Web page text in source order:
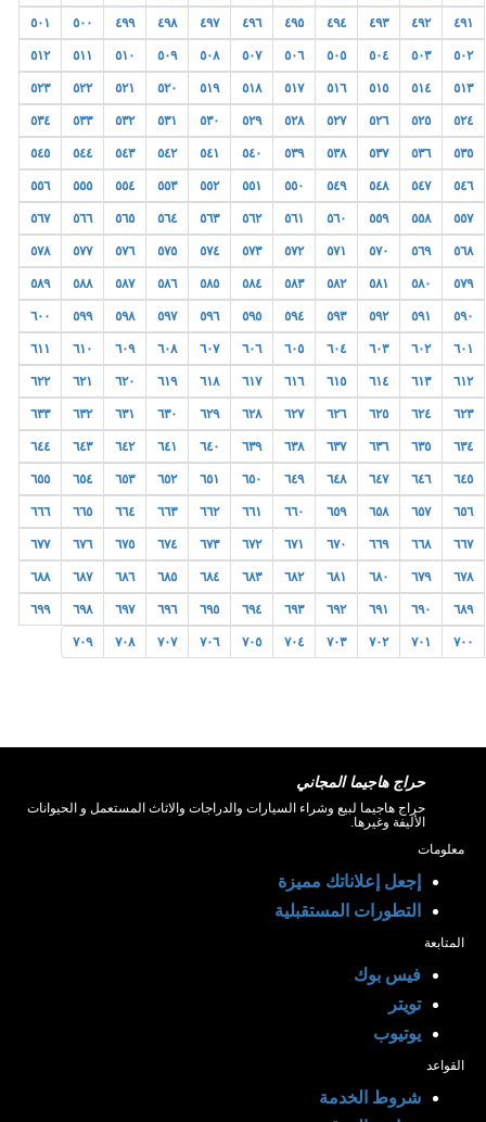
٤٩١ ٤٩٢ ٤٩٣ ٤٩٤ ٤٩٥ ٤٩٦ ٤٩٧ ٤٩٨ ٤٩٩ ٥٠٠ ٥٠١
٥٠٢ ٥٠٣ ٥٠٤ ٥٠٥ ٥٠٦ ٥٠٧ ٥٠٨ ٥٠٩ ٥١٠ ٥١١ ٥١٢
٥١٣ ٥١٤ ٥١٥ ٥١٦ ٥١٧ ٥١٨ ٥١٩ ٥٢٠ ٥٢١ ٥٢٢ ٥٢٣
٥٢٤ ٥٢٥ ٥٢٦ ٥٢٧ ٥٢٨ ٥٢٩ ٥٣٠ ٥٣١ ٥٣٢ ٥٣٣ ٥٣٤
٥٣٥ ٥٣٦ ٥٣٧ ٥٣٨ ٥٣٩ ٥٤٠ ٥٤١ ٥٤٢ ٥٤٣ ٥٤٤ ٥٤٥
٥٤٦ ٥٤٧ ٥٤٨ ٥٤٩ ٥٥٠ ٥٥١ ٥٥٢ ٥٥٣ ٥٥٤ ٥٥٥ ٥٥٦
٥٥٧ ٥٥٨ ٥٥٩ ٥٦٠ ٥٦١ ٥٦٢ ٥٦٣ ٥٦٤ ٥٦٥ ٥٦٦ ٥٦٧
٥٦٨ ٥٦٩ ٥٧٠ ٥٧١ ٥٧٢ ٥٧٣ ٥٧٤ ٥٧٥ ٥٧٦ ٥٧٧ ٥٧٨
٥٧٩ ٥٨٠ ٥٨١ ٥٨٢ ٥٨٣ ٥٨٤ ٥٨٥ ٥٨٦ ٥٨٧ ٥٨٨ ٥٨٩
٥٩٠ ٥٩١ ٥٩٢ ٥٩٣ ٥٩٤ ٥٩٥ ٥٩٦ ٥٩٧ ٥٩٨ ٥٩٩ ٦٠٠
٦٠١ ٦٠٢ ٦٠٣ ٦٠٤ ٦٠٥ ٦٠٦ ٦٠٧ ٦٠٨ ٦٠٩ ٦١٠ ٦١١
٦١٢ ٦١٣ ٦١٤ ٦١٥ ٦١٦ ٦١٧ ٦١٨ ٦١٩ ٦٢٠ ٦٢١ ٦٢٢
٦٢٣ ٦٢٤ ٦٢٥ ٦٢٦ ٦٢٧ ٦٢٨ ٦٢٩ ٦٣٠ ٦٣١ ٦٣٢ ٦٣٣
٦٣٤ ٦٣٥ ٦٣٦ ٦٣٧ ٦٣٨ ٦٣٩ ٦٤٠ ٦٤١ ٦٤٢ ٦٤٣ ٦٤٤
٦٤٥ ٦٤٦ ٦٤٧ ٦٤٨ ٦٤٩ ٦٥٠ ٦٥١ ٦٥٢ ٦٥٣ ٦٥٤ ٦٥٥
٦٥٦ ٦٥٧ ٦٥٨ ٦٥٩ ٦٦٠ ٦٦١ ٦٦٢ ٦٦٣ ٦٦٤ ٦٦٥ ٦٦٦
٦٦٧ ٦٦٨ ٦٦٩ ٦٧٠ ٦٧١ ٦٧٢ ٦٧٣ ٦٧٤ ٦٧٥ ٦٧٦ ٦٧٧
٦٧٨ ٦٧٩ ٦٨٠ ٦٨١ ٦٨٢ ٦٨٣ ٦٨٤ ٦٨٥ ٦٨٦ ٦٨٧ ٦٨٨
٦٨٩ ٦٩٠ ٦٩١ ٦٩٢ ٦٩٣ ٦٩٤ ٦٩٥ ٦٩٦ ٦٩٧ ٦٩٨ ٦٩٩
٧٠٠ ٧٠١ ٧٠٢ ٧٠٣ ٧٠٤ ٧٠٥ ٧٠٦ ٧٠٧ ٧٠٨ ٧٠٩
حراج هاجيما المجاني
حراج هاجيما لبيع وشراء السيارات والدراجات والاثاث المستعمل و الحيوانات
الأليفة وغيرها.
معلومات
إجعل إعلاناتك مميزة
التطورات المستقبلية
المتابعة
فيس بوك
تويتر
يوتيوب
القواعد
شروط الخدمة